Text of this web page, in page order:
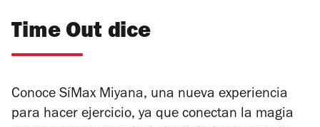
Time Out dice
Conoce SíMax Miyana, una nueva experiencia
para hacer ejercicio, ya que conectan la magia